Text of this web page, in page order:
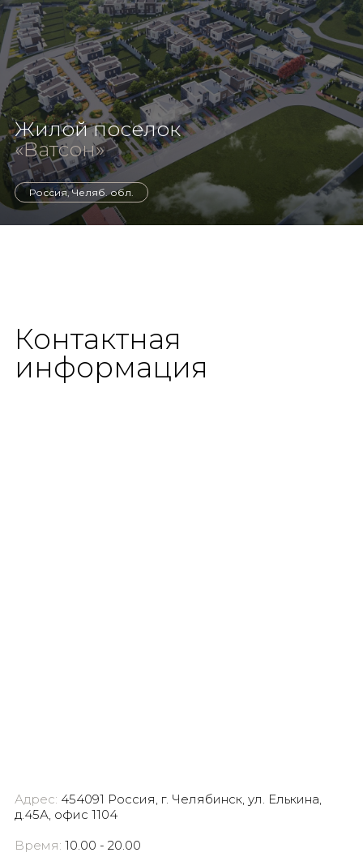
Россия, Челяб. обл.
Жилой поселок
«Ватсон»
Контактная
информация
Адрес: 454091 Россия, г. Челябинск, ул. Елькина,
д.45А, офис 1104
Время: 10.00 - 20.00